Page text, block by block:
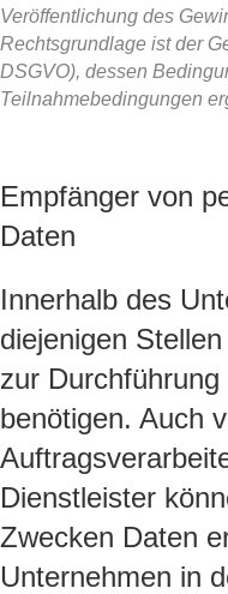
Veröffentlichung des
Rechtsgrundlage ist der
DSGVO), dessen
Teilnahmebedingungen
Empfänger von
Daten
Innerhalb des
diejenigen
zur
benötigen. Auch
Dienstleister
Zwecken Daten
Unternehmen in